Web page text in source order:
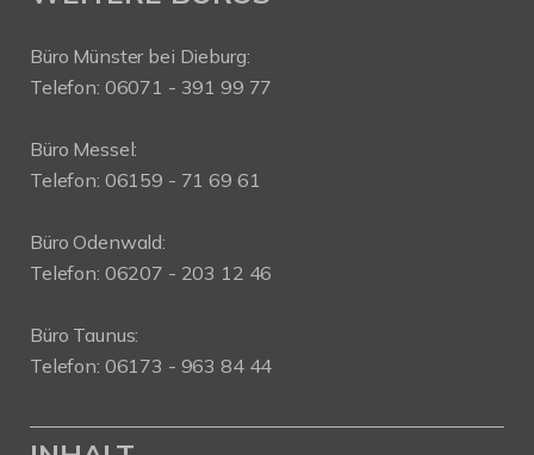
Büro Münster bei Dieburg:
Telefon: 06071 - 391 99 77
Büro Messel:
Telefon: 06159 - 71 69 61
Büro Odenwald:
Telefon: 06207 - 203 12 46
Büro Taunus:
Telefon: 06173 - 963 84 44